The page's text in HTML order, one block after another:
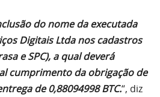
do nome da executada
Digitais Ltda nos cadastros
e SPC), a qual deverá
cumprimento da obrigação de
de 0,88094998 BTC.“, diz